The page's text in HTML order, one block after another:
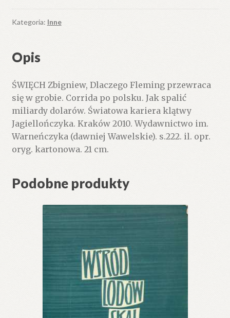
Kategoria: Inne
Opis
ŚWIĘCH Zbigniew, Dlaczego Fleming przewraca
się w grobie. Corrida po polsku. Jak spalić
miliardy dolarów. Światowa kariera klątwy
Jagiellończyka. Kraków 2010. Wydawnictwo im.
Warneńczyka (dawniej Wawelskie). s.222. il. opr.
oryg. kartonowa. 21 cm.
Podobne produkty